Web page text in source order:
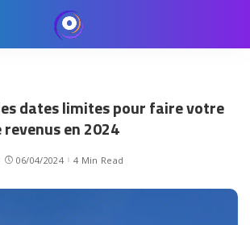
dates limites pour faire votre
en 2024
06/04/2024 4 Min Read